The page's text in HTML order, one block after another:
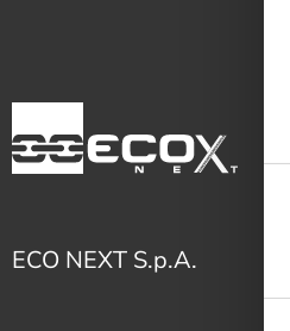
ECO NEXT S.p.A.